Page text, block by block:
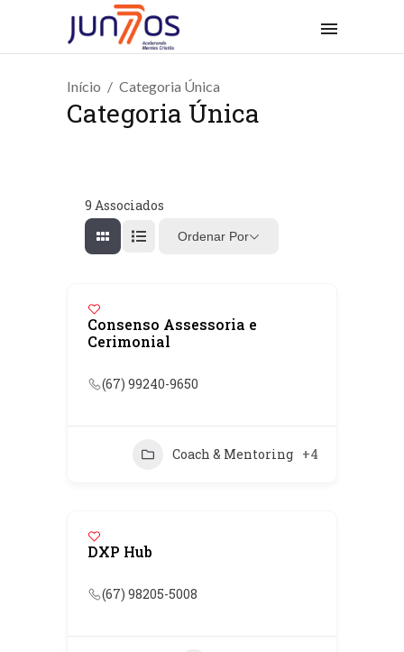
Início Categoria Única
Categoria Única
9 Associados
Ordenar Por
Consenso Assessoria e
Cerimonial
(67) 99240-9650
Coach & Mentoring +4
DXP Hub
(67) 98205-5008